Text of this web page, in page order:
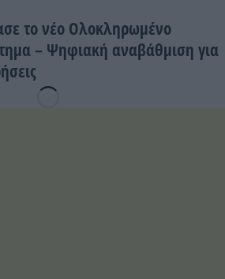
το νέο Ολοκληρωμένο
– Ψηφιακή αναβάθμιση για